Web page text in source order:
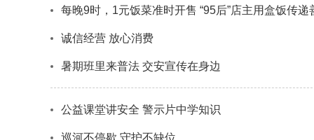
每晚9时，1元饭菜准时开售 “95后”店主用盒饭传递
诚信经营 放心消费
暑期班里来普法 交安宣传在身边
公益课堂讲安全 警示片中学知识
巡河不停歇 守护不缺位